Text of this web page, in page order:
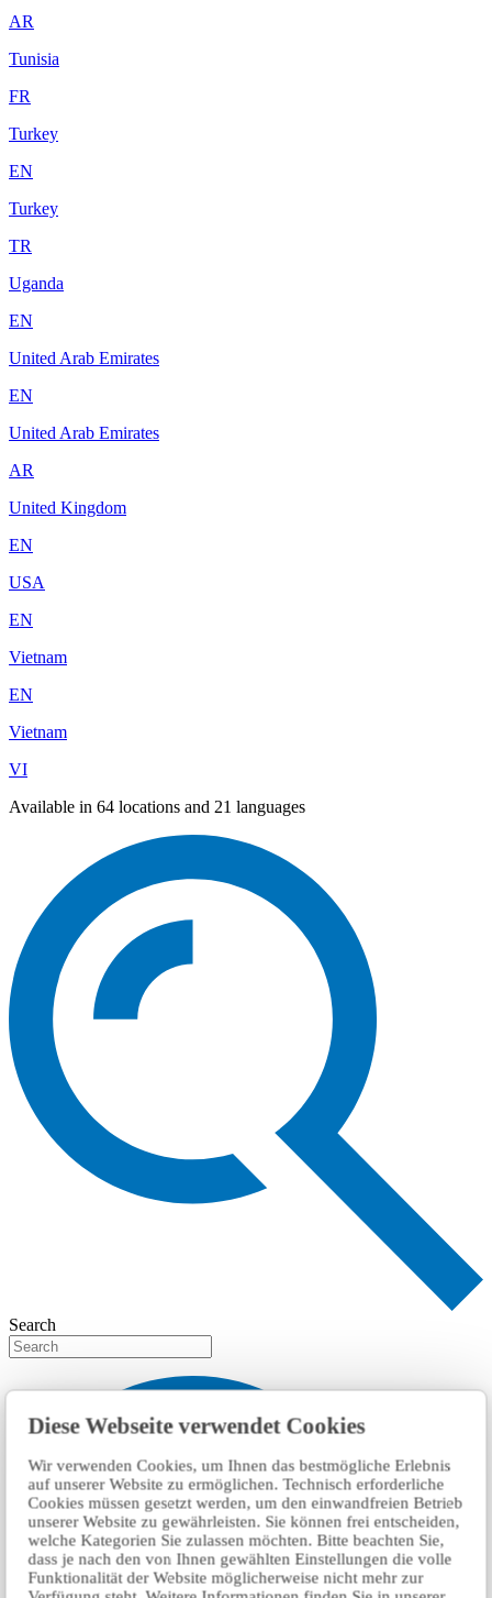
Diese Webseite verwendet Cookies
Wir verwenden Cookies, um Ihnen das bestmögliche Erlebnis
auf unserer Website zu ermöglichen. Technisch erforderliche
Cookies müssen gesetzt werden, um den einwandfreien Betrieb
unserer Website zu gewährleisten. Sie können frei entscheiden,
welche Kategorien Sie zulassen möchten. Bitte beachten Sie,
dass je nach den von Ihnen gewählten Einstellungen die volle
Funktionalität der Website möglicherweise nicht mehr zur
AR
Tunisia
FR
Turkey
EN
Turkey
TR
Uganda
EN
United Arab Emirates
EN
United Arab Emirates
AR
United Kingdom
EN
USA
EN
Vietnam
EN
Vietnam
VI
Available in 64 locations and 21 languages
Search